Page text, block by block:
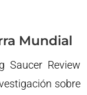
Mundial
Saucer Review
sobre